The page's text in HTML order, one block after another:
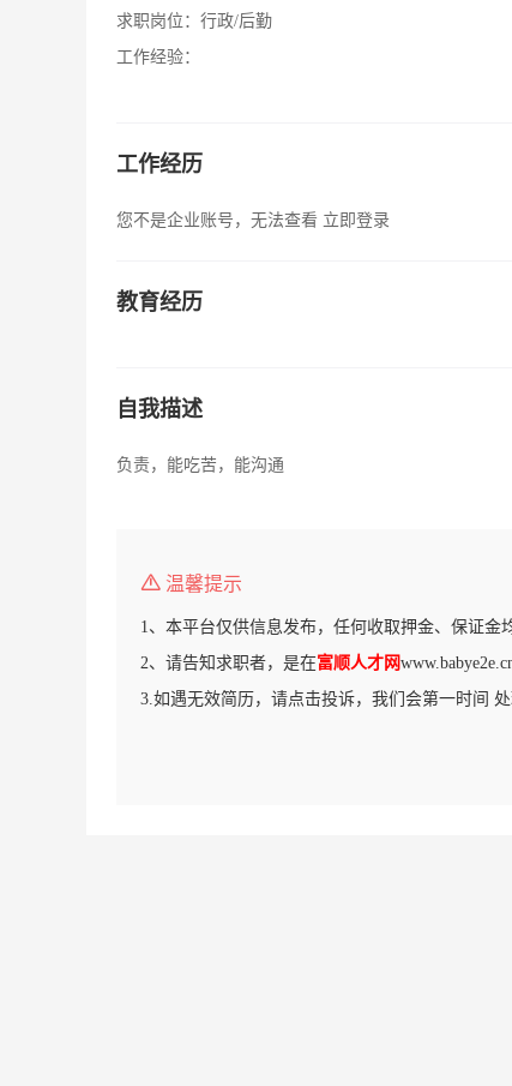
求职岗位： 行政/后勤
工作经验：
工作经历
您不是企业账号，无法查看 立即登录
教育经历
自我描述
负责，能吃苦，能沟通
温馨提示
1、本平台仅供信息发布，任何收取押金、保证金
2、请告知求职者，是在富顺人才网
3.如遇无效简历，请点击投诉，我们会第一时间 处